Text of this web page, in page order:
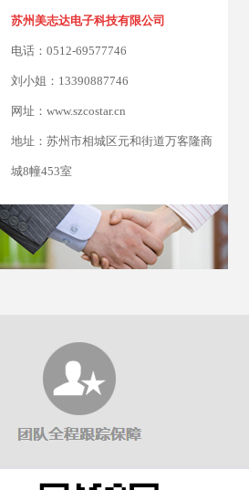
苏州美志达电子科技有限公司
电话：0512-69577746
刘小姐：13390887746
网址：www.szcostar.cn
地址：苏州市相城区元和街道万客隆商
城8幢453室